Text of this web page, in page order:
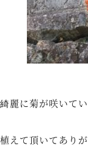
綺麗に菊が咲いて
植えて頂いてあり